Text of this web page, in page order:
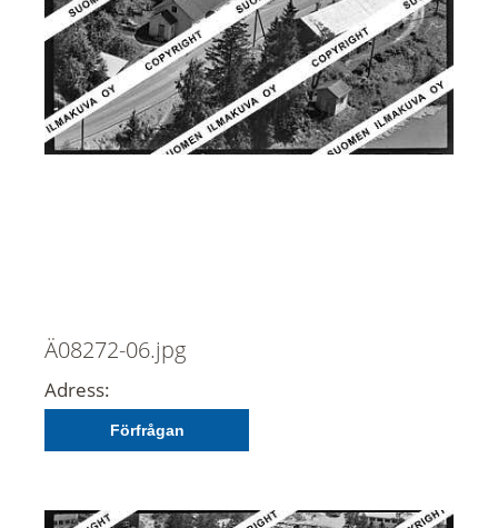
Ä08272-06.jpg
Adress:
Förfrågan